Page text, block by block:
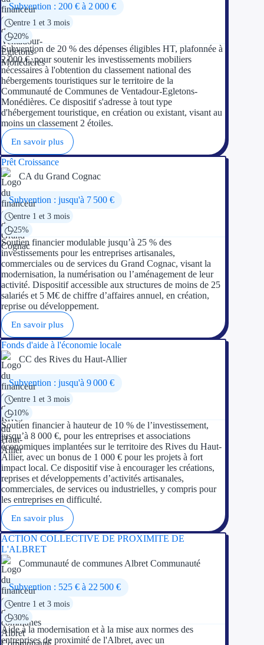
Subvention : 200 € à 2 000 €
entre 1 et 3 mois
20%
Subvention de 20 % des dépenses éligibles HT, plafonnée à
2 000 €, pour soutenir les investissements mobiliers
nécessaires à l'obtention du classement national des
hébergements touristiques sur le territoire de la
Communauté de Communes de Ventadour-Egletons-
Monédières. Ce dispositif s'adresse à tout type
d'hébergement touristique, en création ou existant, visant au
moins un classement 2 étoiles.
En savoir plus
Prêt Croissance
CA du Grand Cognac
Subvention : jusqu'à 7 500 €
entre 1 et 3 mois
25%
Soutien financier modulable jusqu’à 25 % des
investissements pour les entreprises artisanales,
commerciales ou de services du Grand Cognac, visant la
modernisation, la numérisation ou l’aménagement de leur
activité. Dispositif accessible aux structures de moins de 25
salariés et 5 M€ de chiffre d’affaires annuel, en création,
reprise ou développement.
En savoir plus
Fonds d'aide à l'économie locale
CC des Rives du Haut-Allier
Subvention : jusqu'à 9 000 €
entre 1 et 3 mois
10%
Soutien financier à hauteur de 10 % de l’investissement,
jusqu’à 8 000 €, pour les entreprises et associations
économiques implantées sur le territoire des Rives du Haut-
Allier, avec un bonus de 1 000 € pour les projets à fort
impact local. Ce dispositif vise à encourager les créations,
reprises et développements d’activités artisanales,
commerciales, de services ou industrielles, y compris pour
les entreprises en difficulté.
En savoir plus
ACTION COLLECTIVE DE PROXIMITE DE
L'ALBRET
Communauté de communes Albret Communauté
Subvention : 525 € à 22 500 €
entre 1 et 3 mois
30%
Aide à la modernisation et à la mise aux normes des
entreprises de proximité de l'Albret, avec un